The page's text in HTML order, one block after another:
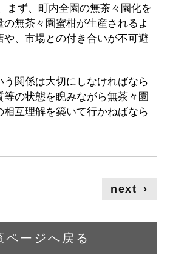
まず、町内全園の無茶々園化を
の無茶々園蜜柑が生産されるよ
や、市場との付き合いが不可避
関係は大切にしなければなら
等の状態を睨みながら無茶々園
互理解を築いて行かねばなら
next ›
ページへ戻る